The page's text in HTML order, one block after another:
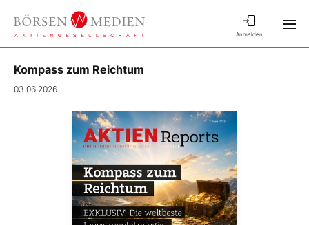
Anmelden
Kompass zum Reichtum
03.06.2026